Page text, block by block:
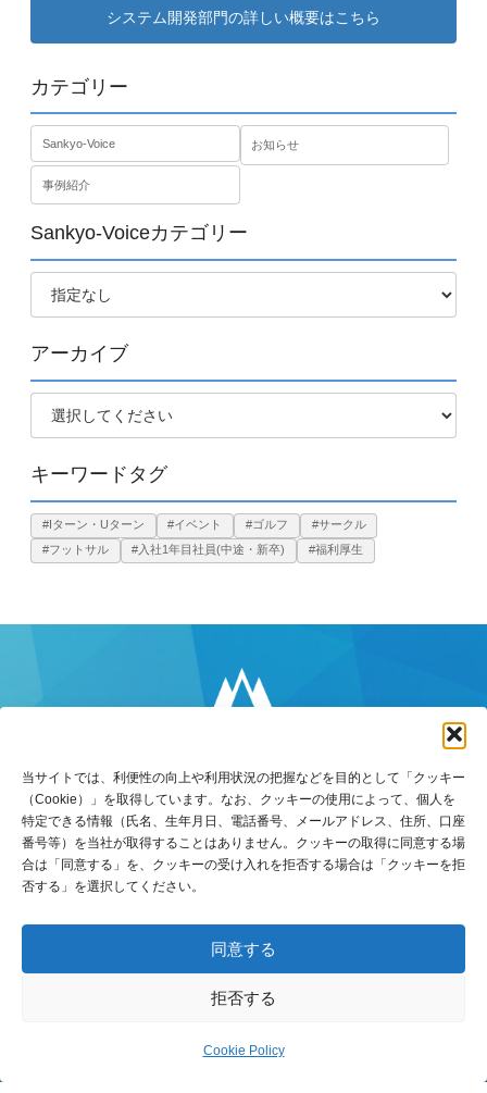
当サイトでは、利便性の向上や利用状況の把握などを目的として「クッキー
（Cookie）」を取得しています。なお、クッキーの使用によって、個人を
特定できる情報（氏名、生年月日、電話番号、メールアドレス、住所、口座
番号等）を当社が取得することはありません。クッキーの取得に同意する場
合は「同意する」を、クッキーの受け入れを拒否する場合は「クッキーを拒
否する」を選択してください。
同意する
拒否する
Cookie Policy
システム開発部門の詳しい概要はこちら
カテゴリー
Sankyo-Voice お知らせ
事例紹介
Sankyo-Voiceカテゴリー
アーカイブ
キーワードタグ
#Iターン・Uターン #イベント #ゴルフ
#サークル
#フットサル
#入社1年目社員(中途・新卒) #福利厚生
TEL：088-653-5131（代）